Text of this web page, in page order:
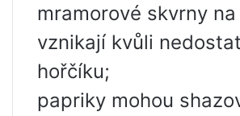
mramorové skvrny
vznikají kvůli
hořčíku;
papriky mohou